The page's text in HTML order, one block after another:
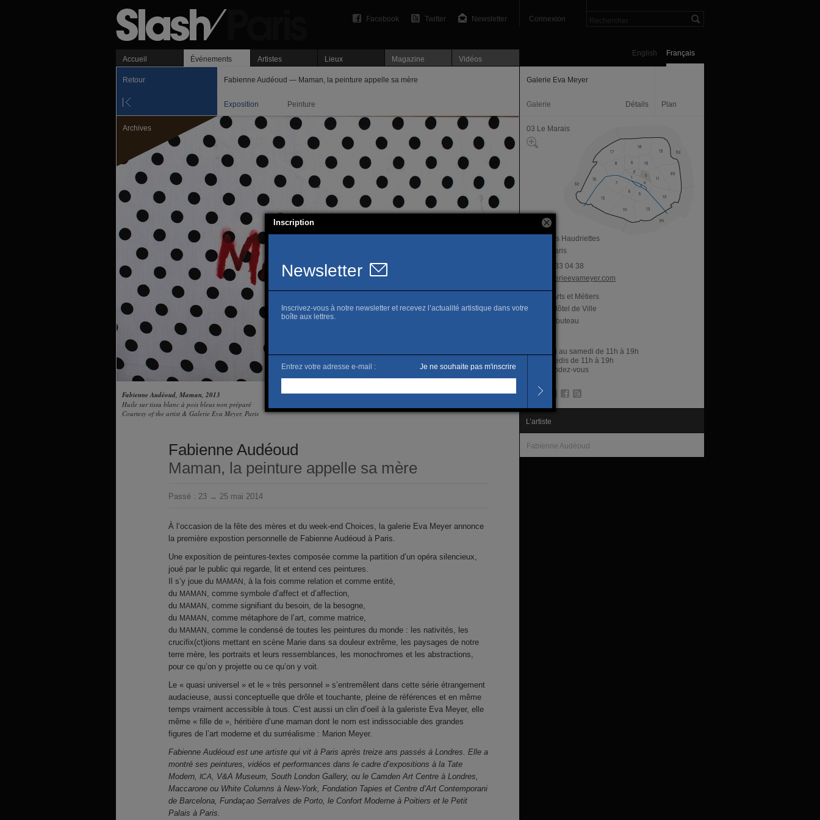
Connexion
Newsletter
Twitter
Facebook
Français
English
Accueil Événements Artistes Lieux Magazine Vidéos
Retour Fabienne Audéoud — Maman, la peinture appelle sa mère
Exposition Peinture
Archives
Fabienne Audéoud, Maman, 2013
Huile sur tissu blanc à pois bleus non préparé
Courtesy of the artist & Galerie Eva Meyer, Paris
Fabienne Audéoud
Maman, la peinture appelle sa mère
Passé : 23 → 25 mai 2014
À l’occasion de la fête des mères et du week-end Choices, la galerie Eva Meyer annonce
la première expostion personnelle de Fabienne Audéoud à Paris.
Une exposition de peintures-textes composée comme la partition d’un opéra silencieux,
joué par le public qui regarde, lit et entend ces peintures.
Il s’y joue du MAMAN , à la fois comme relation et comme entité,
du MAMAN , comme symbole d’affect et d’affection,
du MAMAN , comme signifiant du besoin, de la besogne,
du MAMAN , comme métaphore de l’art, comme matrice,
du MAMAN , comme le condensé de toutes les peintures du monde : les nativités, les
crucifix(ct)ions mettant en scène Marie dans sa douleur extrême, les paysages de notre
terre mère, les portraits et leurs ressemblances, les monochromes et les abstractions,
pour ce qu’on y projette ou ce qu’on y voit.
Le « quasi universel » et le « très personnel » s’entremêlent dans cette série étrangement
audacieuse, aussi conceptuelle que drôle et touchante, pleine de références et en même
temps vraiment accessible à tous. C’est aussi un clin d’oeil à la galeriste Eva Meyer, elle
même « fille de », héritière d’une maman dont le nom est indissociable des grandes
figures de l’art moderne et du surréalisme : Marion Meyer.
Fabienne Audéoud est une artiste qui vit à Paris après treize ans passés à Londres. Elle a
montré ses peintures, vidéos et performances dans le cadre d’expositions à la Tate
Modern, ICA, V&A Museum, South London Gallery, ou le Camden Art Centre à Londres,
Maccarone ou White Columns à New-York, Fondation Tapies et Centre d’Art Contemporani
de Barcelona, Fundaçao Serralves de Porto, le Confort Moderne à Poitiers et le Petit
Palais à Paris.
Galerie Eva Meyer
Galerie Détails Plan
03 Le Marais
5, rue des Haudriettes
75003 Paris
T. 01 46 33 04 38
www.galerieevameyer.com
Arts et Métiers
Hôtel de Ville
Rambuteau
Du mardi au samedi de 11h à 19h
Les samedis de 11h à 19h
Et sur rendez-vous
L’artiste
Fabienne Audéoud
Inscription